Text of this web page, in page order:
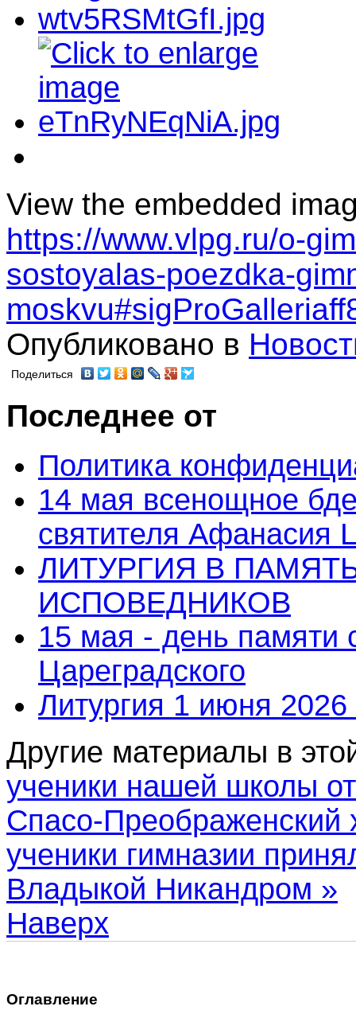
View the embedded
https://www.vlpg.ru/o-
sostoyalas-poezdka-
Опубликовано в
Поделиться
Последнее от
Политика
14 мая всенощное
святителя Афанасия
ЛИТУРГИЯ В
ИСПОВЕДНИКОВ
15 мая - день памяти
Цареградского
Литургия 1 июня 2026
Другие материалы в
ученики нашей школы
Спасо-
ученики гимназии
Владыкой Никандром »
Наверх
Оглавление